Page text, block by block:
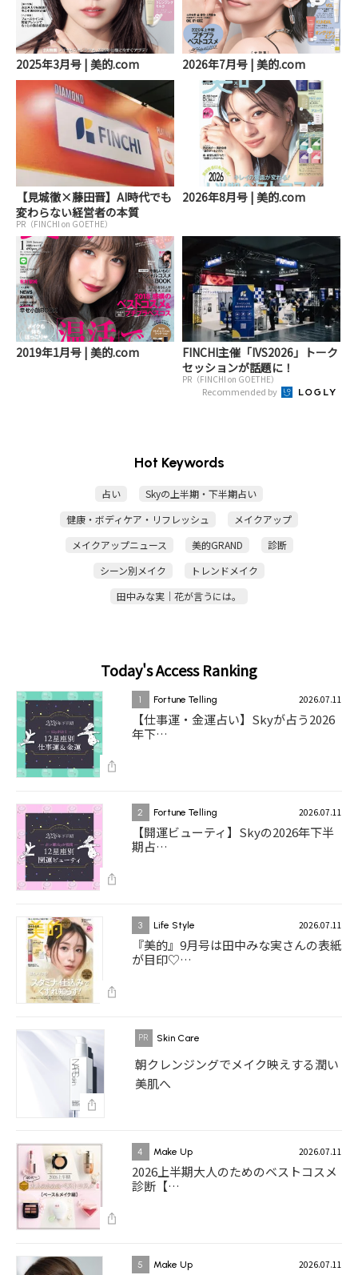
2025年3月号 | 美的.com 2026年7月号 | 美的.com
【見城徹×藤田晋】AI時代でも
変わらない経営者の本質
PR（FINCHI on GOETHE）
2026年8月号 | 美的.com
2019年1月号 | 美的.com
FINCHI主催「IVS2026」トーク
セッションが話題に！
PR（FINCHI on GOETHE）
Recommended by
Hot Keywords
占い
Skyの上半期・下半期占い
健康・ボディケア・リフレッシュ
メイクアップ
メイクアップニュース
美的GRAND
診断
シーン別メイク
トレンドメイク
田中みな実｜花が言うには。
Today's Access Ranking
1 Fortune Telling 2026.07.11
【仕事運・金運占い】Skyが占う2026
年下…
2 Fortune Telling 2026.07.11
【開運ビューティ】Skyの2026年下半
期占…
3 Life Style 2026.07.11
『美的』9月号は田中みな実さんの表紙
が目印♡…
Skin Care
朝クレンジングでメイク映えする潤い
美肌へ
4 Make Up 2026.07.11
2026上半期大人のためのベストコスメ
診断【…
5 Make Up 2026.07.11